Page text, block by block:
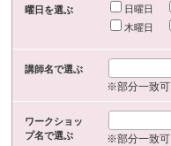
曜日を選ぶ 日曜日
木曜日
講師名で選ぶ
※部分一致可
ワークショッ
プ名で選ぶ
※部分一致可